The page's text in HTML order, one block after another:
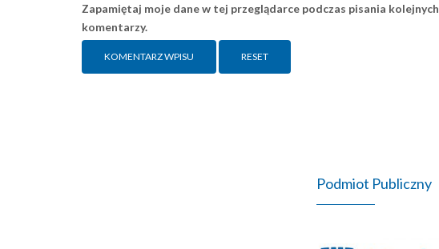
Zapamiętaj moje dane w tej przeglądarce podczas pisania kolejnych
komentarzy.
RESET
Podmiot Publiczny